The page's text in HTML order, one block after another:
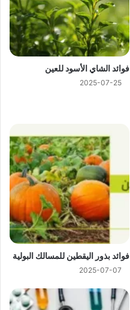
فوائد الشاي الأسود للعين
2025-07-25
فوائد بذور اليقطين للمسالك البولية
2025-07-07